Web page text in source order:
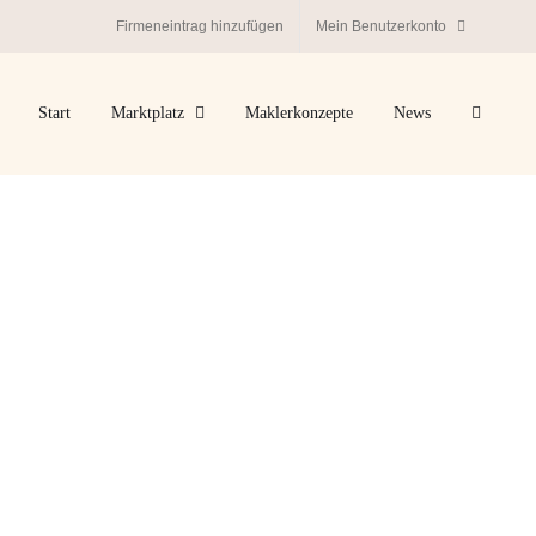
Firmeneintrag hinzufügen Mein Benutzerkonto
Start Marktplatz Maklerkonzepte News